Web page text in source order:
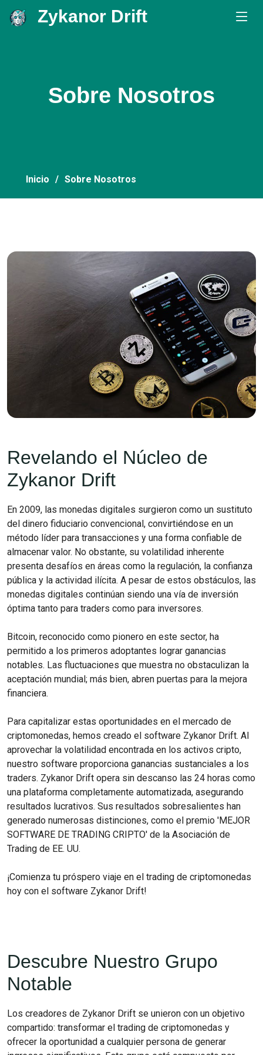
Zykanor Drift
Sobre Nosotros
Inicio Sobre Nosotros
Revelando el Núcleo de
Zykanor Drift
En 2009, las monedas digitales surgieron como un sustituto
del dinero fiduciario convencional, convirtiéndose en un
método líder para transacciones y una forma confiable de
almacenar valor. No obstante, su volatilidad inherente
presenta desafíos en áreas como la regulación, la confianza
pública y la actividad ilícita. A pesar de estos obstáculos, las
monedas digitales continúan siendo una vía de inversión
óptima tanto para traders como para inversores.
Bitcoin, reconocido como pionero en este sector, ha
permitido a los primeros adoptantes lograr ganancias
notables. Las fluctuaciones que muestra no obstaculizan la
aceptación mundial; más bien, abren puertas para la mejora
financiera.
Para capitalizar estas oportunidades en el mercado de
criptomonedas, hemos creado el software Zykanor Drift. Al
aprovechar la volatilidad encontrada en los activos cripto,
nuestro software proporciona ganancias sustanciales a los
traders. Zykanor Drift opera sin descanso las 24 horas como
una plataforma completamente automatizada, asegurando
resultados lucrativos. Sus resultados sobresalientes han
generado numerosas distinciones, como el premio 'MEJOR
SOFTWARE DE TRADING CRIPTO' de la Asociación de
Trading de EE. UU.
¡Comienza tu próspero viaje en el trading de criptomonedas
hoy con el software Zykanor Drift!
Descubre Nuestro Grupo
Notable
Los creadores de Zykanor Drift se unieron con un objetivo
compartido: transformar el trading de criptomonedas y
ofrecer la oportunidad a cualquier persona de generar